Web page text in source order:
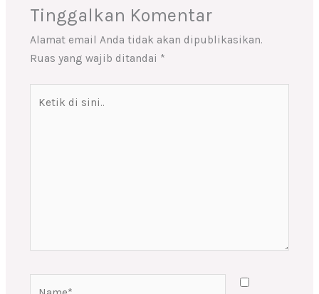
Tinggalkan Komentar
Alamat email Anda tidak akan dipublikasikan.
Ruas yang wajib ditandai *